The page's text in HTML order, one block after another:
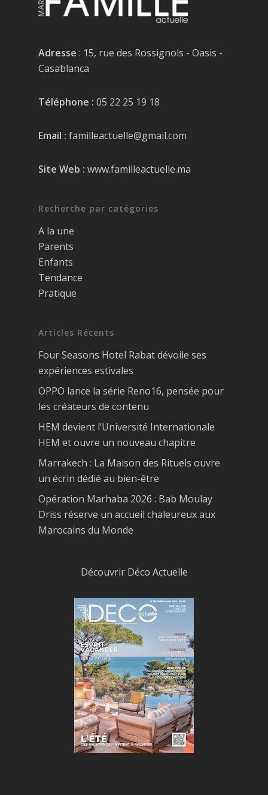
Adresse : 15, rue des Rossignols - Oasis -
Casablanca
Téléphone : 05 22 25 19 18
Email : familleactuelle@gmail.com
Site Web : www.familleactuelle.ma
Recherche par catégories
A la une
Parents
Enfants
Tendance
Pratique
Articles Récents
Four Seasons Hotel Rabat dévoile ses
expériences estivales
OPPO lance la série Reno16, pensée pour
les créateurs de contenu
HEM devient l’Université Internationale
HEM et ouvre un nouveau chapitre
Marrakech : La Maison des Rituels ouvre
un écrin dédié au bien-être
Opération Marhaba 2026 : Bab Moulay
Driss réserve un accueil chaleureux aux
Marocains du Monde
Découvrir Déco Actuelle